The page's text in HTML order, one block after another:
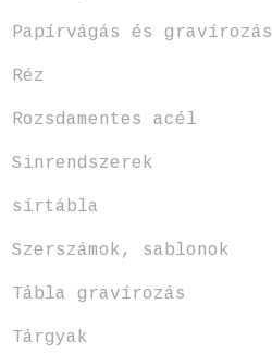
Papírvágás és gravírozás
Réz
Rozsdamentes acél
Sinrendszerek
sírtábla
Szerszámok, sablonok
Tábla gravírozás
Tárgyak